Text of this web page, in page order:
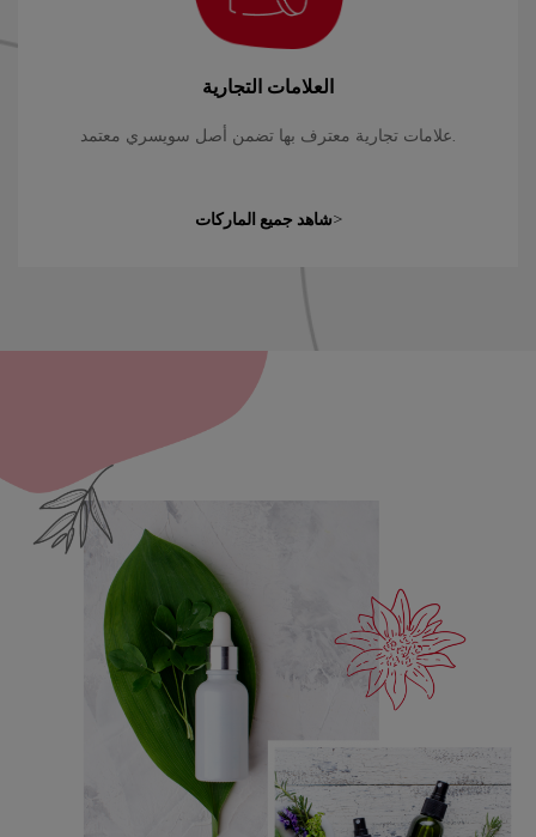
العلامات التجارية
علامات تجارية معترف بها تضمن أصل سويسري معتمد.
شاهد جميع الماركات>